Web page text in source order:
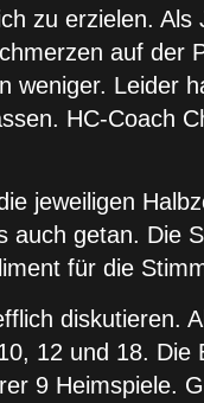
zu erzielen.
auf der
weniger. Leider
HC-Coach
jeweiligen
auch getan.
für die
diskutieren.
12 und 18.
9 Heimspiele.